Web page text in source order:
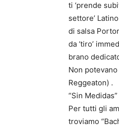
ti ‘prende
settore’
di salsa
da ‘tiro’
brano
Non
Reggeaton) .
“Sin
Per tutti gli
troviamo